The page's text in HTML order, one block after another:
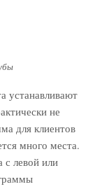
устанавливают
не
для клиентов
много места.
с левой или